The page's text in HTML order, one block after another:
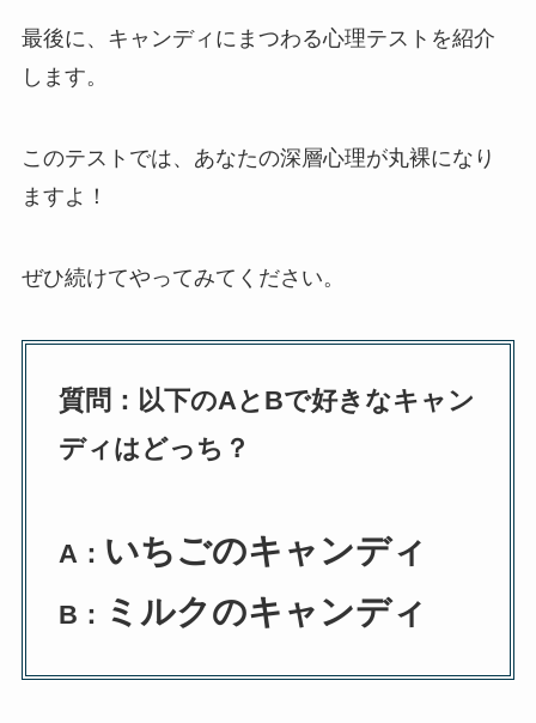
最後に、キャンディにまつわる心理テストを紹介
します。
このテストでは、あなたの深層心理が丸裸になり
ますよ！
ぜひ続けてやってみてください。
質問：以下のAとBで好きなキャン
ディはどっち？
A： いちごのキャンディ
B： ミルクのキャンディ